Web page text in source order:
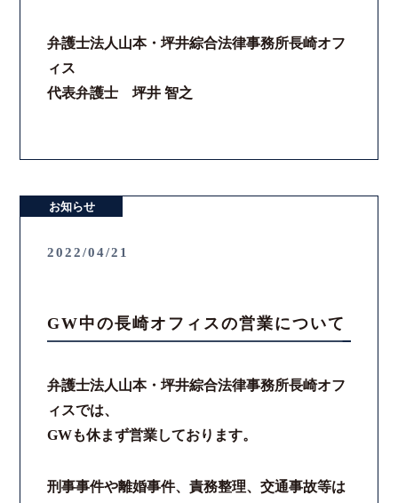
弁護士法人山本・坪井綜合法律事務所長崎オフ
ィス
代表弁護士 坪井 智之
お知らせ
2022/04/21
GW中の長崎オフィスの営業について
弁護士法人山本・坪井綜合法律事務所長崎オフ
ィスでは、
GWも休まず営業しております。
刑事事件や離婚事件、責務整理、交通事故等は